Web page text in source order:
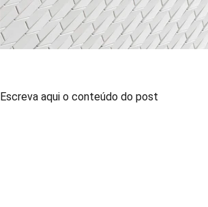
Escreva aqui o conteúdo do post